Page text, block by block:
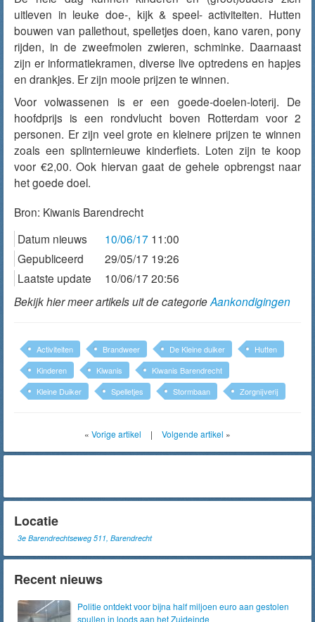
uitleven in leuke doe-, kijk & speel- activiteiten. Hutten
bouwen van pallethout, spelletjes doen, kano varen, pony
rijden, in de zweefmolen zwieren, schminke. Daarnaast
zijn er informatiekramen, diverse live optredens en hapjes
en drankjes. Er zijn mooie prijzen te winnen.
Voor volwassenen is er een goede-doelen-loterij. De
hoofdprijs is een rondvlucht boven Rotterdam voor 2
personen. Er zijn veel grote en kleinere prijzen te winnen
zoals een splinternieuwe kinderfiets. Loten zijn te koop
voor €2,00. Ook hiervan gaat de gehele opbrengst naar
het goede doel.
Bron: Kiwanis Barendrecht
Datum nieuws
10/06/17 11:00
Gepubliceerd
29/05/17 19:26
Laatste update
10/06/17 20:56
Bekijk hier meer artikels uit de categorieAankondigingen
Activiteiten Brandweer De Kleine duiker
Hutten
Kinderen
Kiwanis
Kiwanis Barendrecht
Kleine Duiker
Spelletjes Stormbaan Zorgnijverij
« Vorige artikel | Volgende artikel »
Locatie
3e Barendrechtseweg 511, Barendrecht
Recent nieuws
Politie ontdekt voor bijna half miljoen euro aan gestolen
spullen in loods aan het Zuideinde